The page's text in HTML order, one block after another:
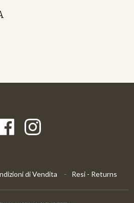
di Vendita Resi - Returns